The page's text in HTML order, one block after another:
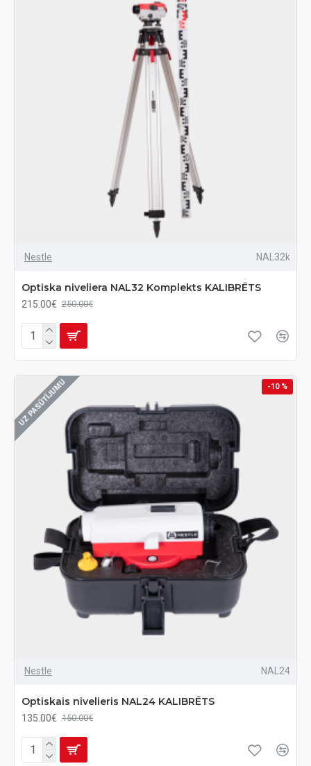
Nestle NAL32k
Optiska niveliera NAL32 Komplekts KALIBRĒTS
215.00€ 250.00€
-10 %
UZ PASŪTĪJUMU
Nestle NAL24
Optiskais nivelieris NAL24 KALIBRĒTS
135.00€ 150.00€